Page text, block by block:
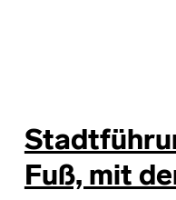
Fuß, mit